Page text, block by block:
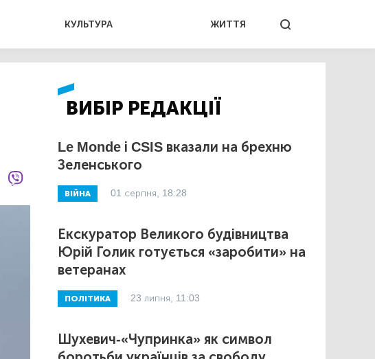
КУЛЬТУРА ЖИТТЯ
ВИБІР РЕДАКЦІЇ
Le Monde і CSIS вказали на брехню
Зеленського
ВІЙНА 01 серпня, 18:28
Екскуратор Великого будівництва
Юрій Голик готується «заробити» на
ветеранах
ПОЛІТИКА 23 липня, 11:03
Шухевич-«Чупринка» як символ